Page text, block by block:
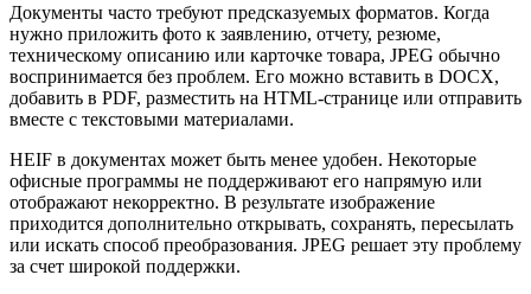
Документы часто требуют предсказуемых форматов. Когда
нужно приложить фото к заявлению, отчету, резюме,
техническому описанию или карточке товара, JPEG обычно
воспринимается без проблем. Его можно вставить в DOCX,
добавить в PDF, разместить на HTML-странице или отправить
вместе с текстовыми материалами.
HEIF в документах может быть менее удобен. Некоторые
офисные программы не поддерживают его напрямую или
отображают некорректно. В результате изображение
приходится дополнительно открывать, сохранять, пересылать
или искать способ преобразования. JPEG решает эту проблему
за счет широкой поддержки.